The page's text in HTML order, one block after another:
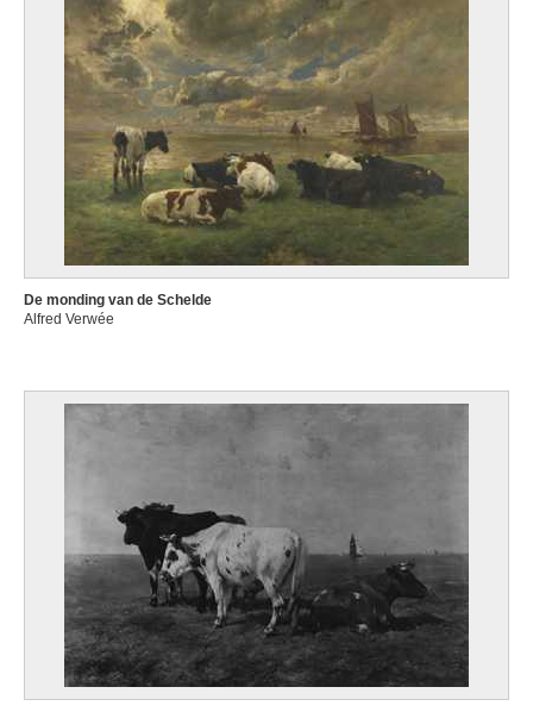
De monding van de Schelde
Alfred Verwée